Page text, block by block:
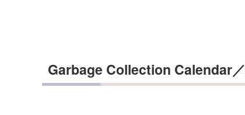
Garbage Collection Calendar／